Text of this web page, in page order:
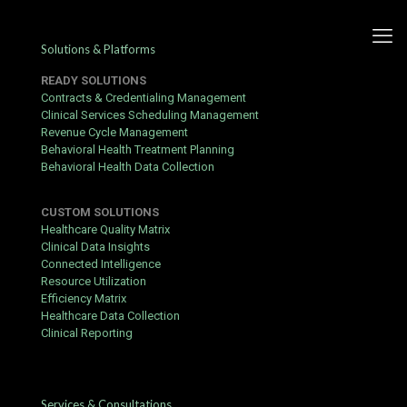
Erfahrungen und Einblicke in
Published by Yogita Sharma
Das Angebot von Online-Lottoanbietern hat die Art und Weise
verändert, wie Menschen an großen Ziehungen teilnehmen. Viele
Nutzer suchen dabei nach dem
zusätzliche Gewinnchancen zu nutzen. Die Plattform überzeugt
dabei vor allem durch eine einfache Handhabung und eine breite
Auswahl an internationalen Lotterien.
Ein wesentlicher Vorteil bei diesem Anbieter ist die Flexibilität,
Solutions & Platforms
READY SOLUTIONS
Contracts & Credentialing Management
Clinical Services Scheduling Management
Revenue Cycle Management
Behavioral Health Treatment Planning
Behavioral Health Data Collection
CUSTOM SOLUTIONS
Healthcare Quality Matrix
Clinical Data Insights
Connected Intelligence
Resource Utilization
Efficiency Matrix
Healthcare Data Collection
Clinical Reporting